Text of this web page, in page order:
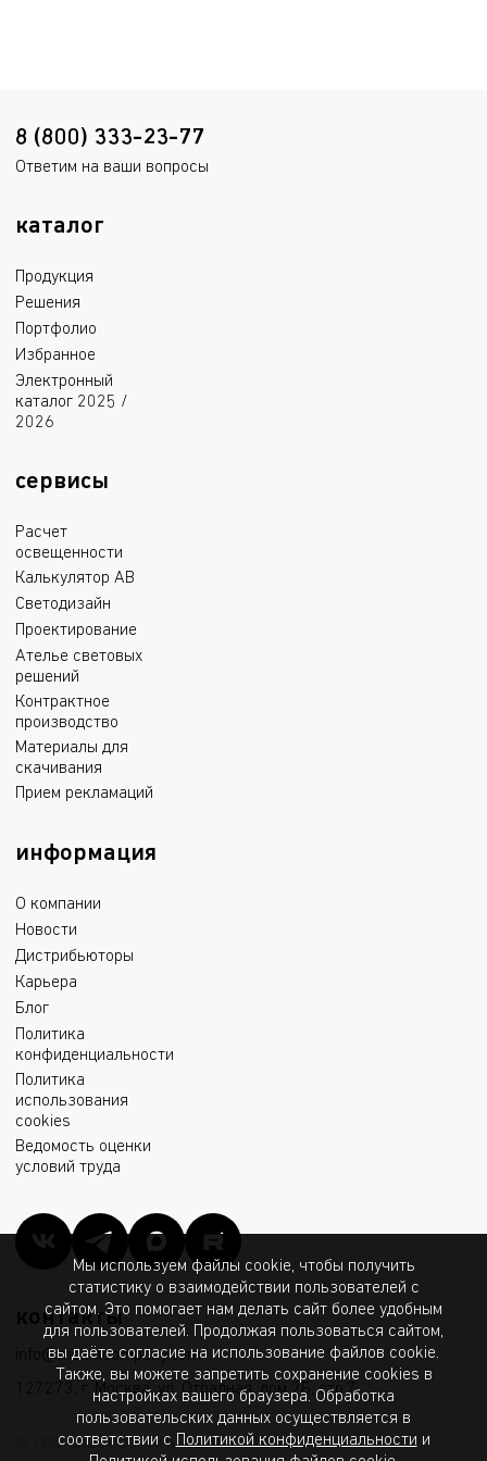
8 (800) 333-23-77
Ответим на ваши вопросы
каталог
Продукция
Решения
Портфолио
Избранное
Электронный
каталог 2025 /
2026
сервисы
Расчет
освещенности
Калькулятор АВ
Светодизайн
Проектирование
Ателье световых
решений
Контрактное
производство
Материалы для
скачивания
Прием рекламаций
информация
О компании
Новости
Дистрибьюторы
Карьера
Блог
Политика
конфиденциальности
Политика
использования
cookies
Ведомость оценки
условий труда
контакты
info@msk.ltcompany.com
127273, г. Москва, ул. Отрадная, дом 2Б, стр.7
© 1998 - 2026 ООО «МГК «Световые Технологии»
Мы используем файлы cookie, чтобы получить
статистику о взаимодействии пользователей с
сайтом. Это помогает нам делать сайт более удобным
для пользователей. Продолжая пользоваться сайтом,
вы даёте согласие на использование файлов cookie.
Также, вы можете запретить сохранение cookies в
настройках вашего браузера. Обработка
пользовательских данных осуществляется в
соответствии с
Политикой конфиденциальности и